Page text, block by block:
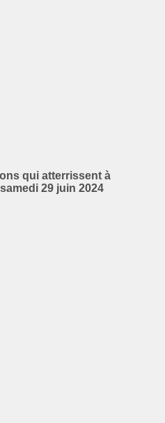
qui atterrissent à
29 juin 2024